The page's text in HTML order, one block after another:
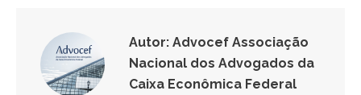
Autor: Advocef Associação
Nacional dos Advogados da
Caixa Econômica Federal